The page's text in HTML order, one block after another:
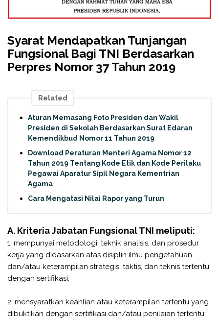
Syarat Mendapatkan Tunjangan
Fungsional Bagi TNI Berdasarkan
Perpres Nomor 37 Tahun 2019
Related
Aturan Memasang Foto Presiden dan Wakil
Presiden di Sekolah Berdasarkan Surat Edaran
Kemendikbud Nomor 11 Tahun 2019
Download Peraturan Menteri Agama Nomor 12
Tahun 2019 Tentang Kode Etik dan Kode Perilaku
Pegawai Aparatur Sipil Negara Kementrian
Agama
Cara Mengatasi Nilai Rapor yang Turun
A. Kriteria Jabatan Fungsional TNI meliputi:
1. mempunyai metodologi, teknik analisis, dan prosedur
kerja yang didasarkan atas disiplin ilmu pengetahuan
dan/atau keterampilan strategis, taktis, dan teknis tertentu
dengan sertifikasi;
2. mensyaratkan keahlian atau keterampilan tertentu yang
dibuktikan dengan sertifikasi dan/atau penilaian tertentu;